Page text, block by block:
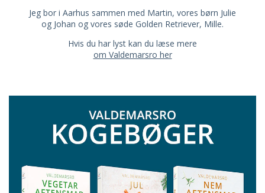
Jeg bor i Aarhus sammen med Martin, vores børn Julie
og Johan og vores søde Golden Retriever, Mille.
Hvis du har lyst kan du læse mere
om Valdemarsro her